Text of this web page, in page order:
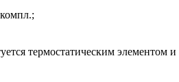
термостатическим элементом